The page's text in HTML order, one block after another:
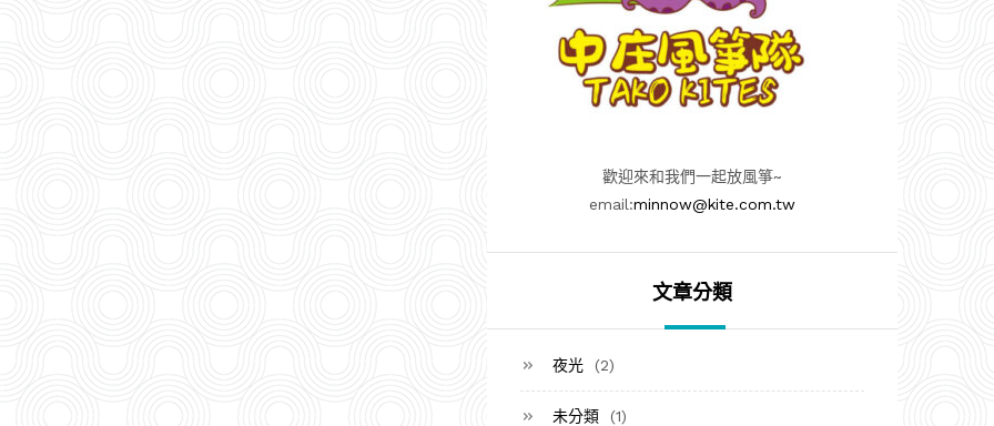
歡迎來和我們一起放風箏~
email:minnow@kite.com.tw
文章分類
夜光 (2)
未分類 (1)